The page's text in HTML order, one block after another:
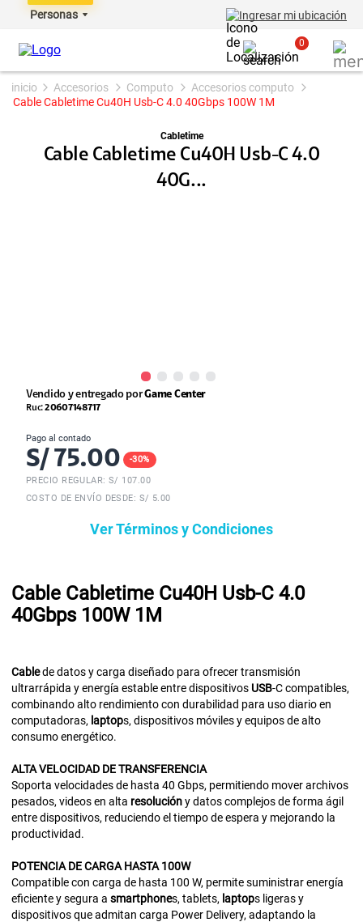
Personas Ingresar mi ubicación
0
accesorios computo
accesorios computo
Cable Cabletime Cu40H Usb-C 4.0 40Gbps 100W 1M
Cabletime
Cable Cabletime Cu40H Usb-C 4.0
40G...
Vendido y entregado porGame Center
Ruc:20607148717
Pago al contado
S/ 75.00 -30%
PRECIO REGULAR: S/ 107.00
COSTO DE ENVÍO DESDE: S/ 5.00
Ver Términos y Condiciones
Cable Cabletime Cu40H Usb-C 4.0
40Gbps 100W 1M
Cablede datos y carga diseñado para ofrecer transmisión
ultrarrápida y energía estable entre dispositivos USB-C compatibles,
combinando alto rendimiento con durabilidad para uso diario en
computadoras, laptops, dispositivos móviles y equipos de alto
consumo energético.
ALTAVELOCIDAD DETRANSFERENCIA
Soporta velocidades de hasta 40 Gbps, permitiendo mover archivos
pesados, videos en alta resolucióny datos complejos de forma ágil
entre dispositivos, reduciendo el tiempo de espera y mejorando la
productividad.
POTENCIA DECARGA HASTA 100W
Compatible con carga de hasta 100 W, permite suministrar energía
eficiente y segura a smartphones, tablets, laptops ligeras y
dispositivos que admitan carga Power Delivery, adaptando la